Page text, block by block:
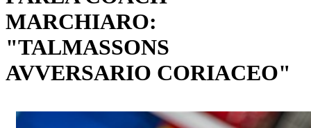
MARCHIARO:
"TALMASSONS
AVVERSARIO CORIACEO"